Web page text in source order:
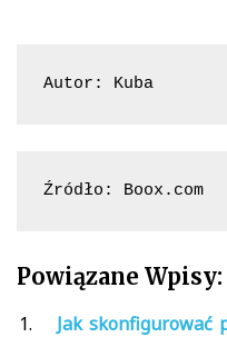
Autor: Kuba
Źródło: Boox.com
Powiązane Wpisy:
Jak skonfigurować